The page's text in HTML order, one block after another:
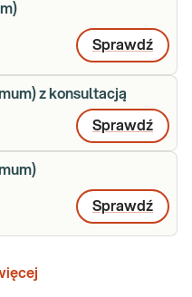
Sprawdź
z konsultacją
Sprawdź
Sprawdź